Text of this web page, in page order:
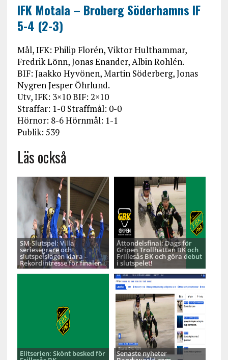
IFK Motala – Broberg Söderhamns IF
5-4 (2-3)
Mål, IFK: Philip Florén, Viktor Hulthammar,
Fredrik Lönn, Jonas Enander, Albin Rohlén.
BIF: Jaakko Hyvönen, Martin Söderberg, Jonas
Nygren Jesper Öhrlund.
Utv, IFK: 3×10 BIF: 2×10
Straffar: 1-0 Straffmål: 0-0
Hörnor: 8-6 Hörnmål: 1-1
Publik: 539
Läs också
SM-Slutspel: Villa
seriesegrare och
slutspelslagen klara -
Rekordintresse för finalen
Åttondelsfinal: Dags för
Gripen Trollhättan BK och
Frillesås BK och göra debut
i slutspelet!
Elitserien: Skönt besked för Senaste nyheter